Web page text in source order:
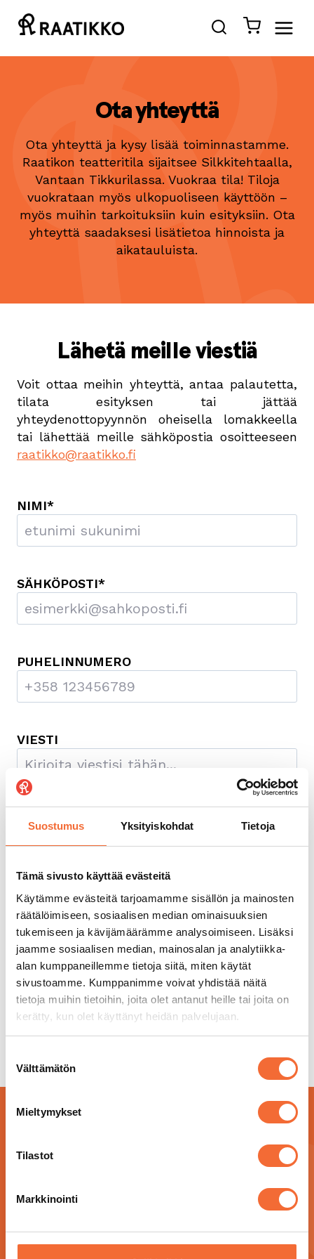
Suostumus Yksityiskohdat Tietoja
Tämä sivusto käyttää evästeitä
Käytämme evästeitä tarjoamamme sisällön ja mainosten
räätälöimiseen, sosiaalisen median ominaisuuksien
tukemiseen ja kävijämäärämme analysoimiseen. Lisäksi
jaamme sosiaalisen median, mainosalan ja analytiikka-
alan kumppaneillemme tietoja siitä, miten käytät
sivustoamme. Kumppanimme voivat yhdistää näitä
tietoja muihin tietoihin, joita olet antanut heille tai joita on
kerätty, kun olet käyttänyt heidän palvelujaan.
valinta
Välttämätön
Mieltymykset
Tilastot
Markkinointi
sisältöön
Ota yhteyttä
Ota yhteyttä ja kysy lisää toiminnastamme.
Raatikon teatteritila sijaitsee Silkkitehtaalla,
Vantaan Tikkurilassa. Vuokraa tila! Tiloja
vuokrataan myös ulkopuoliseen käyttöön –
myös muihin tarkoituksiin kuin esityksiin. Ota
yhteyttä saadaksesi lisätietoa hinnoista ja
aikatauluista.
Lähetä meille viestiä
Voit ottaa meihin yhteyttä, antaa palautetta,
tilata esityksen tai jättää
yhteydenottopyynnön oheisella lomakkeella
tai lähettää meille sähköpostia osoitteeseen
raatikko@raatikko.fi
NIMI*
SÄHKÖPOSTI*
PUHELINNUMERO
VIESTI